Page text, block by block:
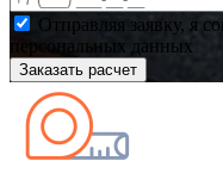
Отправляя заявку, я
персональных данных
Заказать расчет